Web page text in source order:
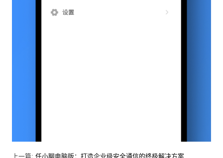
上一篇: 任小聊电脑版：打造企业级安全通信的终极解决方案